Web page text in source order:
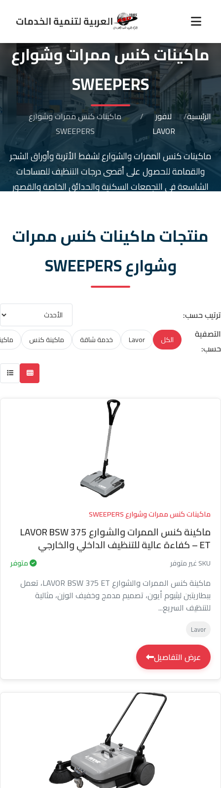
العربية لتنمية الخدمات
ماكينات كنس ممرات وشوارع
SWEEPERS
الرئيسية/
لافور
LAVOR
/
ماكينات كنس ممرات وشوارع
SWEEPERS
ماكينات كنس الممرات والشوارع لشفط الأتربة وأوراق الشجر
والقمامة للحصول على أقصى درجات التنظيف للمساحات
الشاسعة في التجمعات السكنية والحدائق الخاصة والقصور
منتجات ماكينات كنس ممرات
وشوارع SWEEPERS
ترتيب حسب:
التصفية
حسب:
الكل Lavor خدمة شاقة ماكينة كنس
ماكينات كنس ممرات وشوارع SWEEPERS
ماكينة كنس الممرات والشوارع LAVOR BSW 375
ET – كفاءة عالية للتنظيف الداخلي والخارجي
SKU غير متوفر متوفر
ماكينة كنس الممرات والشوارع LAVOR BSW 375 ET، تعمل
ببطاريتين ليثيوم أيون، تصميم مدمج وخفيف الوزن، مثالية
للتنظيف السريع...
Lavor
عرض التفاصيل